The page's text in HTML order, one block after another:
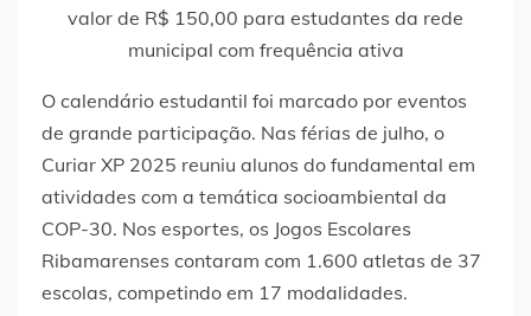
valor de R$ 150,00 para estudantes da rede
municipal com frequência ativa
O calendário estudantil foi marcado por eventos
de grande participação. Nas férias de julho, o
Curiar XP 2025 reuniu alunos do fundamental em
atividades com a temática socioambiental da
COP-30. Nos esportes, os Jogos Escolares
Ribamarenses contaram com 1.600 atletas de 37
escolas, competindo em 17 modalidades.